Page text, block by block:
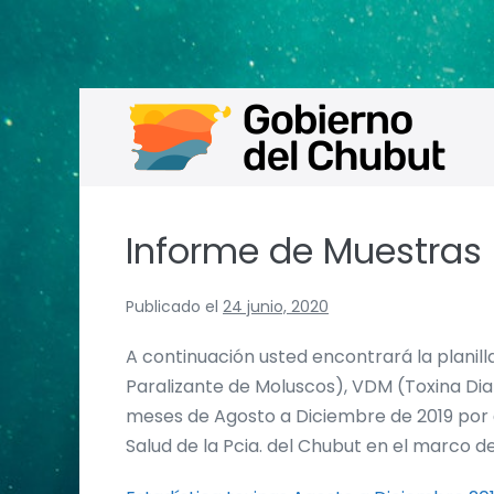
al
contenido
Informe de Muestras
Publicado el 24 junio, 2020
A continuación usted encontrará la
Paralizante de Moluscos), VDM (Toxina
meses de Agosto a Diciembre de 2019
Salud de la Pcia. del Chubut en el marco